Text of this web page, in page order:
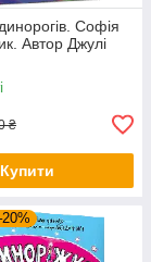
Софія
Автор Джулі
₴
Купити